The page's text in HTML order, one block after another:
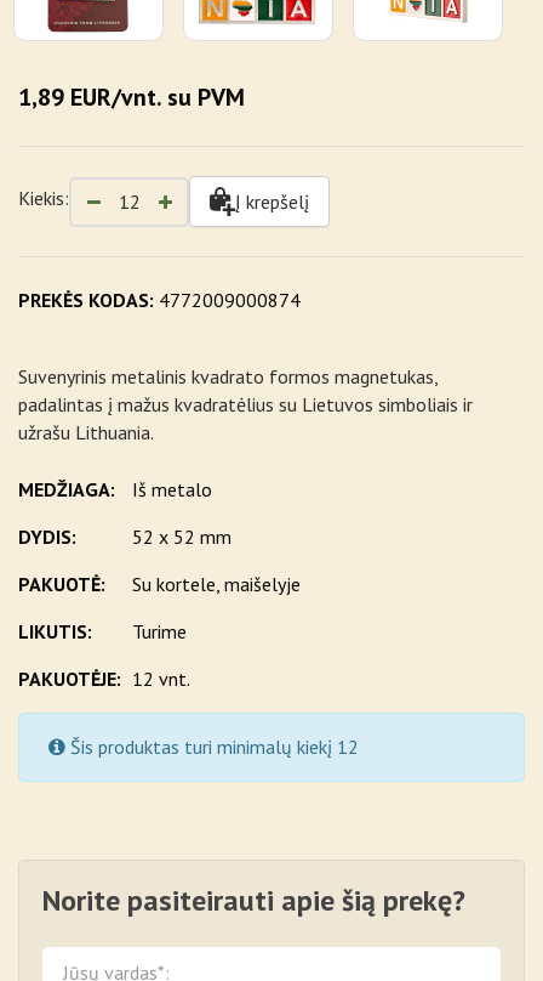
PREKĖS KODAS: 4772009000874
Suvenyrinis metalinis kvadrato formos magnetukas,
padalintas į mažus kvadratėlius su Lietuvos simboliais ir
užrašu Lithuania.
MEDŽIAGA:
Iš metalo
DYDIS:
52 x 52 mm
PAKUOTĖ:
Su kortele, maišelyje
LIKUTIS:
Turime
PAKUOTĖJE: 12 vnt.
1,89 EUR/vnt. su PVM
Kiekis: Į krepšelį
Šis produktas turi minimalų kiekį 12
Norite pasiteirauti apie šią prekę?